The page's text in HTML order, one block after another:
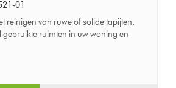
01
reinigen van ruwe of solide tapijten,
gebruikte ruimten in uw woning en